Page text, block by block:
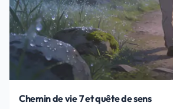
Chemin de vie 7 et quête de sens